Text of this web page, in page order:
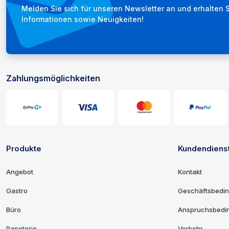
Newsletter
Melden Sie sich für unseren Newsletter an und erhalten
Informationen sowie Neuigkeiten!
Zahlungs- und
Zahlungsmöglichkeiten
Links und
Produkte
Angebot
Gastro
Büro
Kontakt